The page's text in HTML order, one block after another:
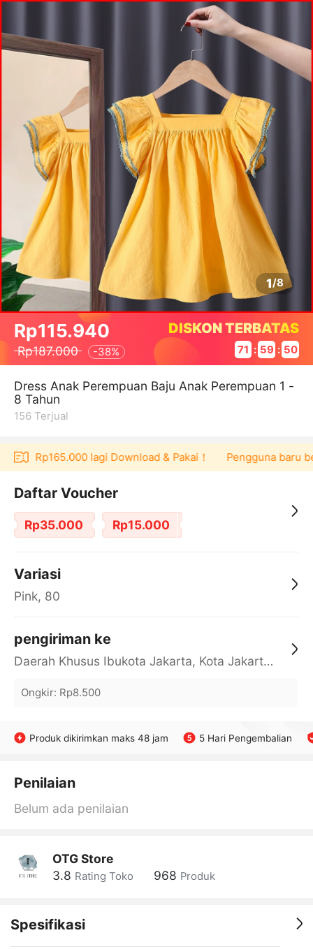
1/8
Rp115.940
Rp187.000 -38%
DISKON TERBATAS
71 : 59 : 50
Dress Anak Perempuan Baju Anak Perempuan 1 -
8 Tahun
156 Terjual
Rp165.000 lagi Download & Pakai！ Pengguna baru
Daftar Voucher
Rp35.000 Rp15.000
Variasi
Pink, 80
pengiriman ke
Daerah Khusus Ibukota Jakarta, Kota Jakarta Barat, Cengkareng, yy
Ongkir: Rp8.500
Produk dikirimkan maks 48 jam 5 Hari Pengembalian
Penilaian
Belum ada penilaian
OTG Store
3.8 Rating Toko 968 Produk
Spesifikasi